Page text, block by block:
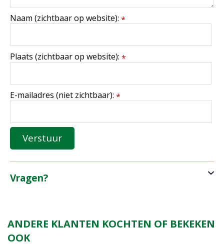
Naam (zichtbaar op website): *
Plaats (zichtbaar op website): *
E-mailadres (niet zichtbaar): *
Vragen?
ANDERE KLANTEN KOCHTEN OF BEKEKEN
OOK